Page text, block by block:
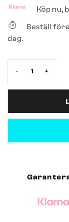
Köp nu,
Beställ
dag.
- +